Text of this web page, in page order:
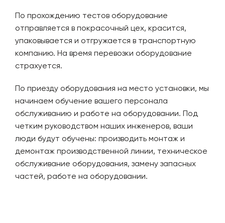
По прохождению тестов оборудование
отправляется в покрасочный цех, красится,
упаковывается и отгружается в транспортную
компанию. На время перевозки оборудование
страхуется.
По приезду оборудования на место установки, мы
начинаем обучение вашего персонала
обслуживанию и работе на оборудовании. Под
четким руководством наших инженеров, ваши
люди будут обучены: производить монтаж и
демонтаж производственной линии, техническое
обслуживание оборудования, замену запасных
частей, работе на оборудовании.